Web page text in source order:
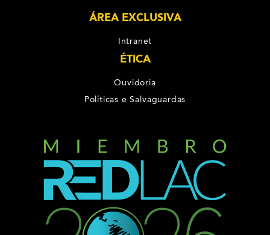
ÁREA EXCLUSIVA
Intranet
ÉTICA
Ouvidoria
Políticas e Salvaguardas